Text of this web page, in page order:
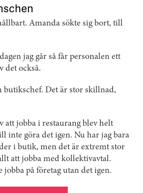
Amanda sökte sig bort, till
jag går så får personalen ett
det också.
butikschef. Det är stor skillnad,
att jobba i restaurang blev helt
inte göra det igen. Nu har jag bara
i butik, men det är extremt stor
att jobba med kollektivavtal.
på företag utan det igen.